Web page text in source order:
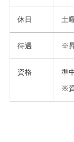
休みの日の過ご
休みの日は、近場
基本的には外に出て
お酒は、ビールが
こともあります（笑
3日以上の長期休み
も気に入っています
社長や本社の社員
休みの日の過ご
バイクが好きなの
か、ツーリングをし
この前、
愛車でツーリング
就職活動中の方
大変だったことは
は疲れることもあり
と思えば一石二鳥で
かい人が多く、情
で過ごしやすい職場
休日 土
待遇 ※
資格
準
※